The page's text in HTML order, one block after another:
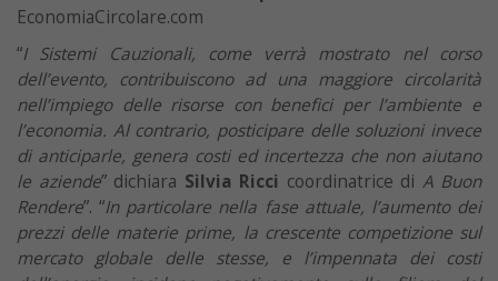
EconomiaCircolare.com
“I Sistemi Cauzionali, come verrà mostrato nel corso
dell’evento, contribuiscono ad una maggiore circolarità
nell’impiego delle risorse con benefici per l’ambiente e
l’economia. Al contrario, posticipare delle soluzioni invece
di anticiparle, genera costi ed incertezza che non aiutano
le aziende” dichiara Silvia Ricci coordinatrice di A Buon
Rendere”. “In particolare nella fase attuale, l’aumento dei
prezzi delle materie prime, la crescente competizione sul
mercato globale delle stesse, e l’impennata dei costi